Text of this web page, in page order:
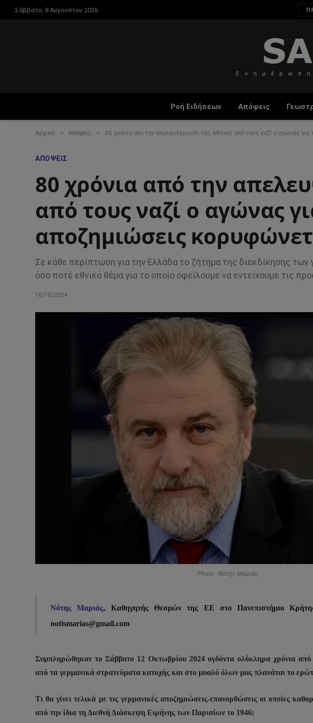
Σάββατο, 8 Αυγούστου 2026
Ροή Ειδήσεων Απόψεις
Αρχική » Απόψεις » 80 χρόνια από την απελευθέρωση της Αθήνας από τους ναζί ο αγώνας για
ΑΠΌΨΕΙΣ
80 χρόνια από την
από τους ναζί ο αγώνας
αποζημιώσεις
Σε κάθε περίπτωση για την Ελλάδα το ζήτημα της διεκδίκησης
όσο ποτέ εθνικό θέμα για το οποίο οφείλουμε να εντείνουμε τις
16/10/2024
Photo - Νότης Μαριάς
Νότης Μαριάς, Καθηγητής Θεσμών της ΕΕ στο Πανεπιστήμιο
notismarias@gmail.com
Συμπληρώθηκαν το Σάββατο 12 Οκτωβρίου 2024 ογδόντα ολόκληρα χρόνια
από τα γερμανικά στρατεύματα κατοχής και στο μυαλό όλων μας πλανάται το
Τι θα γίνει τελικά με τις γερμανικές αποζημιώσεις-επανορθώσεις οι οποίες
από την ίδια τη Διεθνή Διάσκεψη Ειρήνης των Παρισίων το 1946;